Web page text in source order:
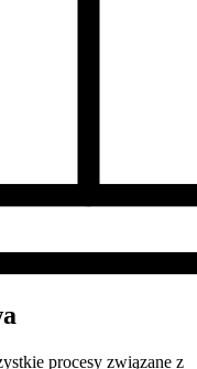
procesy związane z